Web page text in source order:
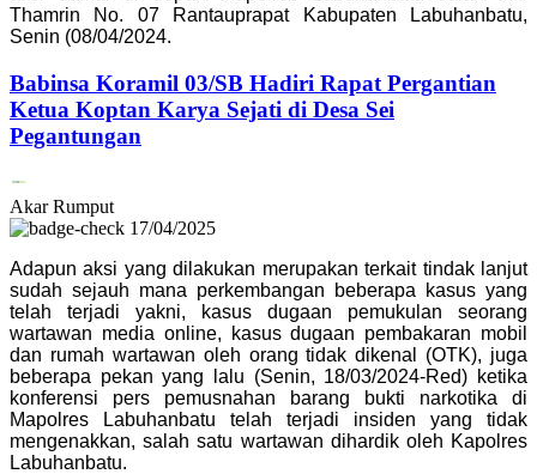
Thamrin No. 07 Rantauprapat Kabupaten Labuhanbatu,
Senin (08/04/2024.
Babinsa Koramil 03/SB Hadiri Rapat Pergantian
Ketua Koptan Karya Sejati di Desa Sei
Pegantungan
Akar Rumput
17/04/2025
Adapun aksi yang dilakukan merupakan terkait tindak lanjut
sudah sejauh mana perkembangan beberapa kasus yang
telah terjadi yakni, kasus dugaan pemukulan seorang
wartawan media online, kasus dugaan pembakaran mobil
dan rumah wartawan oleh orang tidak dikenal (OTK), juga
beberapa pekan yang lalu (Senin, 18/03/2024-Red) ketika
konferensi pers pemusnahan barang bukti narkotika di
Mapolres Labuhanbatu telah terjadi insiden yang tidak
mengenakkan, salah satu wartawan dihardik oleh Kapolres
Labuhanbatu.